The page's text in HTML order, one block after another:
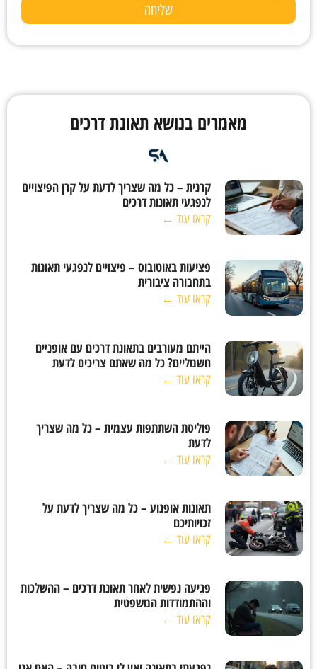
שליחה
מאמרים בנושא תאונת דרכים
קרנית – כל מה שצריך לדעת על קרן הפיצויים
לנפגעי תאונות דרכים
קראו עוד ←
פציעות באוטובוס – פיצויים לנפגעי תאונות
בתחבורה ציבורית
קראו עוד ←
הייתם מעורבים בתאונת דרכים עם אופניים
חשמליים? כל מה שאתם צריכים לדעת
קראו עוד ←
פוליסת השתתפות עצמית – כל מה שצריך
לדעת
קראו עוד ←
תאונות אופנוע – כל מה שצריך לדעת על
זכויותיכם
קראו עוד ←
פגיעה נפשית לאחר תאונת דרכים – ההשלכות
וההתמודדות המשפטית
קראו עוד ←